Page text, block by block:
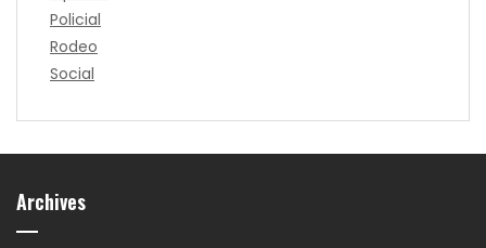
Policial
Rodeo
Social
Archives